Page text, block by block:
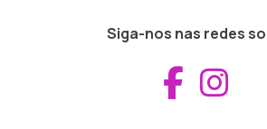
Siga-nos nas redes